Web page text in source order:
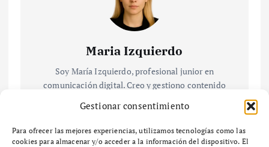
Gestionar consentimiento
Para ofrecer las mejores experiencias, utilizamos tecnologías como las
cookies para almacenar y/o acceder a la información del dispositivo. El
Maria Izquierdo
Soy María Izquierdo, profesional junior en
comunicación digital. Creo y gestiono contenido
copywriting, narrativa visual y edición básica. Con
formación en comunicación audiovisual y un
máster en contenidos digitales, me motiva el